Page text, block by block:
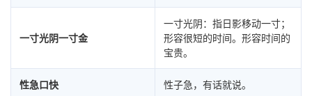
一寸光阴一寸金
一寸光阴：指日影移动一寸；
形容很短的时间。形容时间的
宝贵。
性急口快 性子急，有话就说。